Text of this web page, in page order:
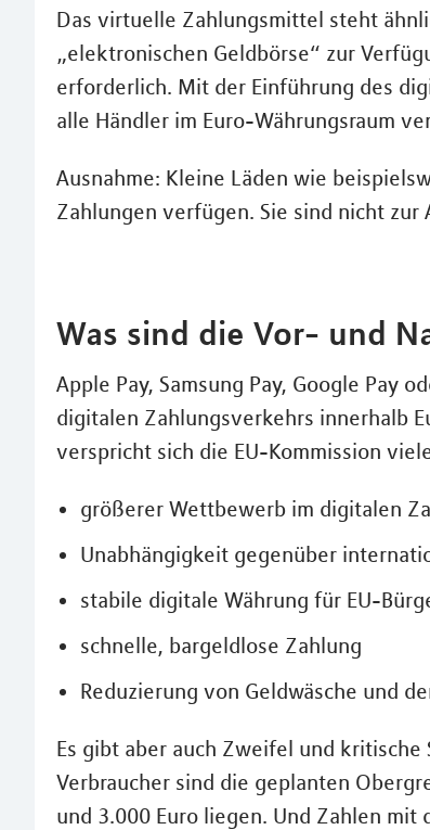
Das virtuelle Zahlungsmittel steht
„elektronischen Geldbörse“ zur
erforderlich. Mit der Einführung des
alle Händler im Euro-Währungsraum
Ausnahme: Kleine Läden wie
Zahlungen verfügen. Sie sind nicht
Was sind die Vor- und
Apple Pay, Samsung Pay, Google Pay
digitalen Zahlungsverkehrs innerhalb
verspricht sich die EU-Kommission
größerer Wettbewerb im digitalen
Unabhängigkeit gegenüber
stabile digitale Währung für EU-
schnelle, bargeldlose Zahlung
Reduzierung von Geldwäsche und
Es gibt aber auch Zweifel und
Verbraucher sind die geplanten
und 3.000 Euro liegen. Und Zahlen